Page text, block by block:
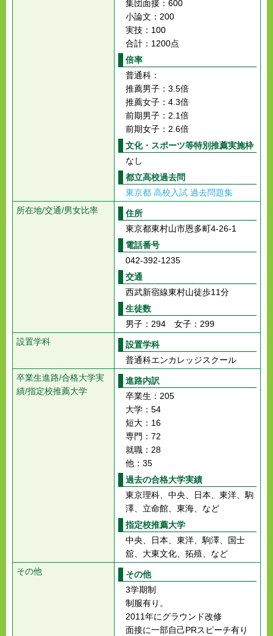
集団面接：600
小論文：200
実技：100
合計：1200点
倍率
普通科：
推薦男子：3.5倍
推薦女子：4.3倍
前期男子：2.1倍
前期女子：2.6倍
文化・スポーツ等特別推薦実施枠
なし
都立高校過去問
東京都 高校入試 過去問題集
所在地/交通/男女比率
住所
東京都東村山市恩多町4-26-1
電話番号
042-392-1235
交通
西武新宿線東村山徒歩11分
生徒数
男子：294 女子：299
設置学科
設置学科
普通科エンカレッジスクール
卒業生進路/合格大学実
績/指定校推薦大学
進路内訳
卒業生：205
大学：54
短大：16
専門：72
就職：28
他：35
過去の合格大学実績
東京理科、中央、日本、東洋、駒
澤、立命館、東海、など
指定校推薦大学
中央、日本、東洋、駒澤、国士
舘、大東文化、拓殖、など
その他
その他
3学期制
制服有り。
2011年にグラウンド改修
面接に一部自己PRスピーチ有り